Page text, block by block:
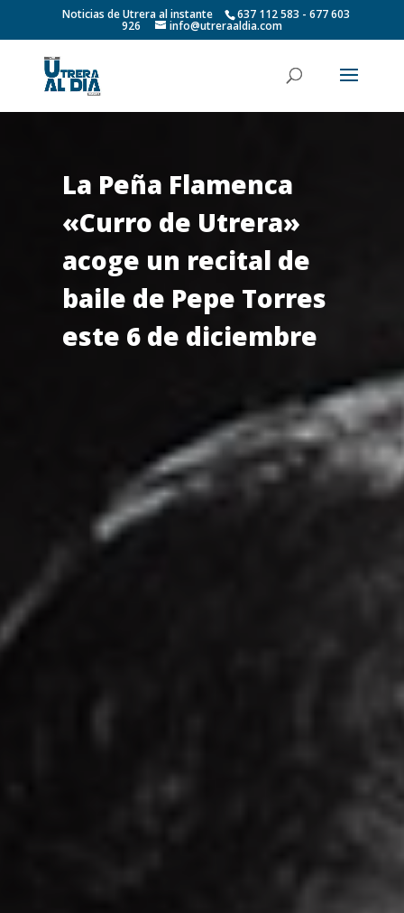
Noticias de Utrera al instante 637 112 583 - 677 603
926 info@utreraaldia.com
La Peña Flamenca
«Curro de Utrera»
acoge un recital de
baile de Pepe Torres
este 6 de diciembre